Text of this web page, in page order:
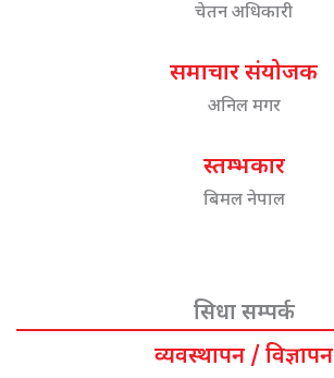
चेतन अधिकारी
समाचार संयोजक
अनिल मगर
स्तम्भकार
बिमल नेपाल
सिधा सम्पर्क
व्यवस्थापन / विज्ञापन